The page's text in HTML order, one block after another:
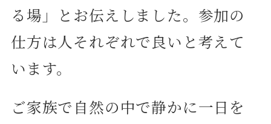
る場」とお伝えしました。参加の
仕方は人それぞれで良いと考えて
います。
ご家族で自然の中で静かに一日を